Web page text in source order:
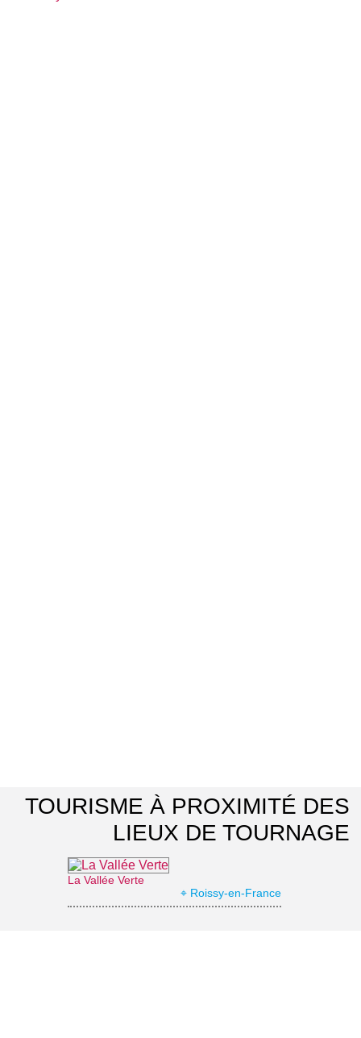
TOURISME À PROXIMITÉ DES
LIEUX DE TOURNAGE
La Vallée Verte
⌖ Roissy-en-France